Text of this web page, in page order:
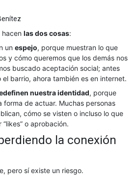
hacen las dos cosas:
un espejo, porque muestran lo que
y cómo queremos que los demás nos
buscado aceptación social; antes
el barrio, ahora también es en internet.
nuestra identidad, porque
forma de actuar. Muchas personas
cómo se visten o incluso lo que
o aprobación.
la conexión
pero sí existe un riesgo.